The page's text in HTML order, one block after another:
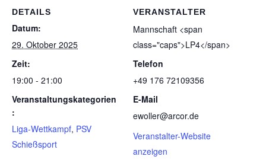
DETAILS
Datum:
29. Oktober 2025
Zeit:
19:00 - 21:00
Veranstaltungskategorien
:
Liga-Wettkampf, PSV
Schießsport
VERANSTALTER
Mann­schaft <span
class="caps">LP4</span>
Telefon
+49 176 72109356
E-Mail
ewoller@arcor.de
Veranstalter-Website
anzeigen